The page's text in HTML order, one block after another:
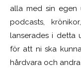
alla med sin egen
podcasts,
lanserades i detta
för att ni ska
hårdvara och